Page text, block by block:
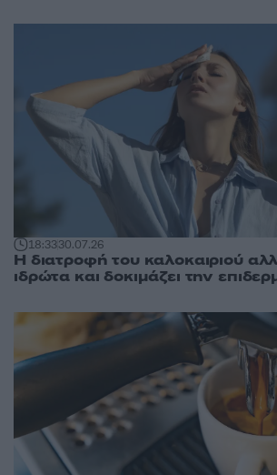
18:3330.07.26
Η διατροφή του καλοκαιριού
ιδρώτα και δοκιμάζει την